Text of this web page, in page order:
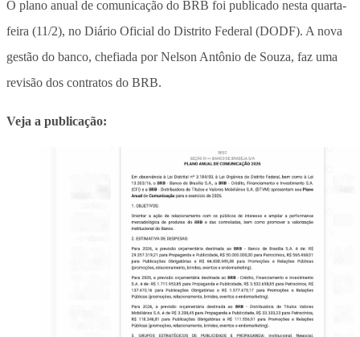
O plano anual de comunicação do BRB foi publicado nesta quarta-
feira (11/2), no Diário Oficial do Distrito Federal (DODF). A nova
gestão do banco, chefiada por Nelson Antônio de Souza, faz uma
revisão dos contratos do BRB.
Veja a publicação: